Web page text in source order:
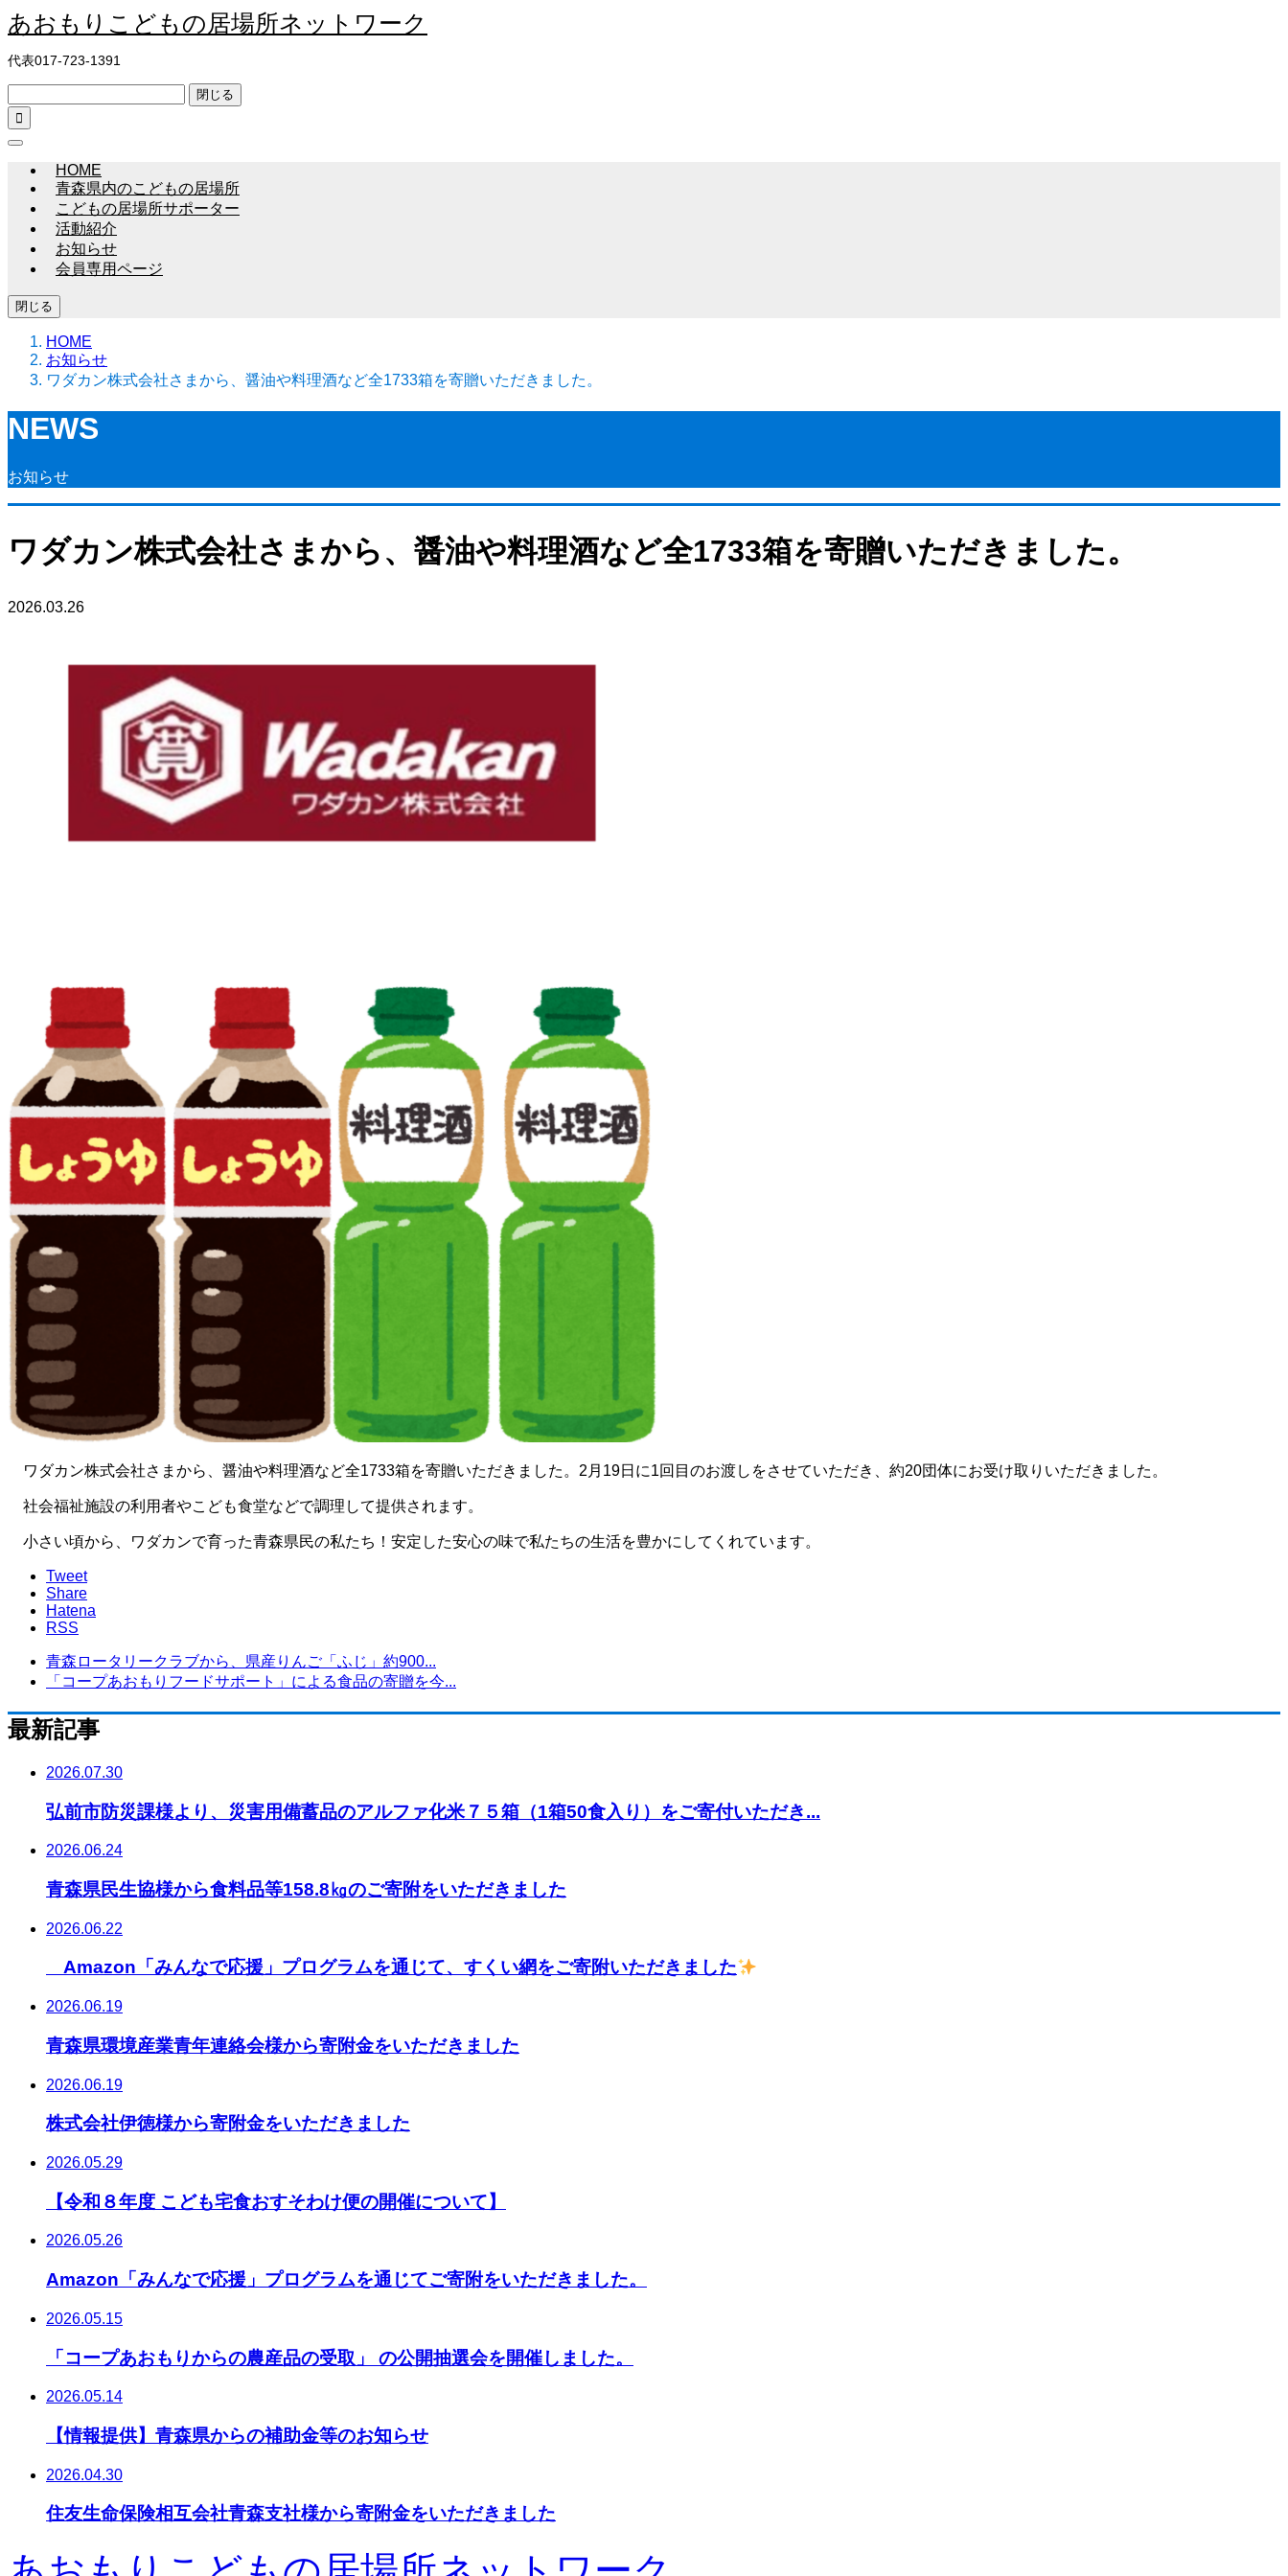
あおもりこどもの居場所ネットワーク
代表017-723-1391
閉じる

HOME
青森県内のこどもの居場所
こどもの居場所サポーター
活動紹介
お知らせ
会員専用ページ
閉じる
HOME
お知らせ
ワダカン株式会社さまから、醤油や料理酒など全1733箱を寄贈いただきました。
NEWS
お知らせ
ワダカン株式会社さまから、醤油や料理酒など全1733箱を寄贈いただきました。
2026.03.26
ワダカン株式会社さまから、醤油や料理酒など全1733箱を寄贈いただきました。2月19日に1回目のお渡しをさせていただき、約20団体にお受け取りいただきました。
社会福祉施設の利用者やこども食堂などで調理して提供されます。
小さい頃から、ワダカンで育った青森県民の私たち！安定した安心の味で私たちの生活を豊かにしてくれています。
Tweet
Share
Hatena
RSS
青森ロータリークラブから、県産りんご「ふじ」約900...
「コープあおもりフードサポート」による食品の寄贈を今...
最新記事
2026.07.30
弘前市防災課様より、災害用備蓄品のアルファ化米７５箱（1箱50食入り）をご寄付いただき...
2026.06.24
青森県民生協様から食料品等158.8㎏のご寄附をいただきました
2026.06.22
Amazon「みんなで応援」プログラムを通じて、すくい網をご寄附いただきました
2026.06.19
青森県環境産業青年連絡会様から寄附金をいただきました
2026.06.19
株式会社伊徳様から寄附金をいただきました
2026.05.29
【令和８年度 こども宅食おすそわけ便の開催について】
2026.05.26
Amazon「みんなで応援」プログラムを通じてご寄附をいただきました。
2026.05.15
「コープあおもりからの農産品の受取」 の公開抽選会を開催しました。
2026.05.14
【情報提供】青森県からの補助金等のお知らせ
2026.04.30
住友生命保険相互会社青森支社様から寄附金をいただきました